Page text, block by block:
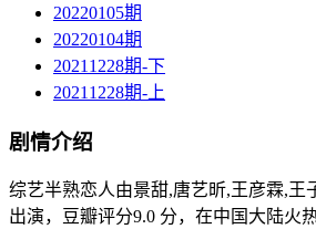
20220105期
20220104期
20211228期-下
20211228期-上
剧情介绍
综艺半熟恋人由景甜,唐艺昕,王彦霖,王
出演，豆瓣评分9.0 分，在中国大陆火